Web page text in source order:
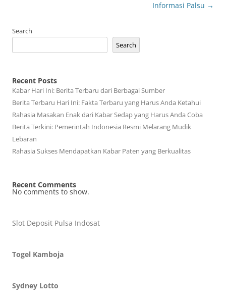
Informasi Palsu →
Search
Search
Recent Posts
Kabar Hari Ini: Berita Terbaru dari Berbagai Sumber
Berita Terbaru Hari Ini: Fakta Terbaru yang Harus Anda Ketahui
Rahasia Masakan Enak dari Kabar Sedap yang Harus Anda Coba
Berita Terkini: Pemerintah Indonesia Resmi Melarang Mudik
Lebaran
Rahasia Sukses Mendapatkan Kabar Paten yang Berkualitas
Recent Comments
No comments to show.
Slot Deposit Pulsa Indosat
Togel Kamboja
Sydney Lotto